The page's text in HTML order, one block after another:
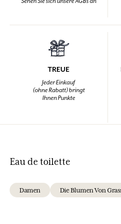
TREUE
Jeder Einkauf
(ohne Rabatt) bringt
Ihnen Punkte
Eau de toilette
Damen Die Blumen Von